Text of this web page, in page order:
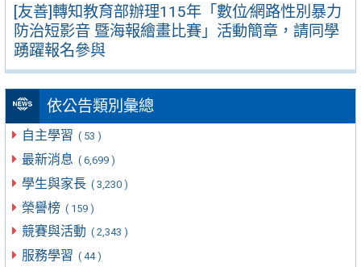
[友善]轉知教育部辦理115年「數位∕網路性別暴力
防治短影音 暨海報繪畫比賽」活動簡章，請同學
踴躍報名參與
依公告類別彙總
自主學習 ( 53 )
最新消息 ( 6,699 )
學生與家長 ( 3,230 )
榮譽榜 ( 159 )
競賽與活動 ( 2,343 )
服務學習 ( 44 )